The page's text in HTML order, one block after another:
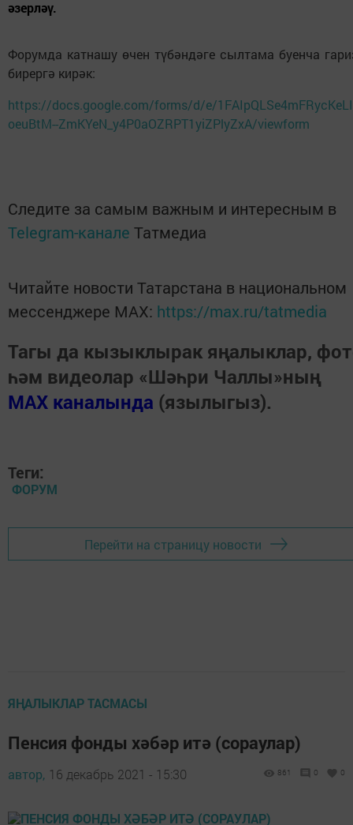
әзерләү.
Форумда катнашу өчен түбәндәге сылтама буенча
бирергә кирәк:
https://docs.google.com/forms/d/e/
oeuBtM--ZmKYeN_y4P0aOZRPT1yiZPlyZxA/viewform
Следите за самым важным и интересным в
Telegram-канале Татмедиа
Читайте новости Татарстана в национальном
мессенджере MАХ: https://max.ru/tatmedia
Тагы да кызыклырак яңалыклар,
һәм видеолар «Шәһри Чаллы»ның
MAX каналында (язылыгыз).
Теги:
ФОРУМ
Перейти на страницу новости
ЯҢАЛЫКЛАР ТАСМАСЫ
Пенсия фонды хәбәр итә (сораулар)
автор, 16 декабрь 2021 - 15:30 861 0 0